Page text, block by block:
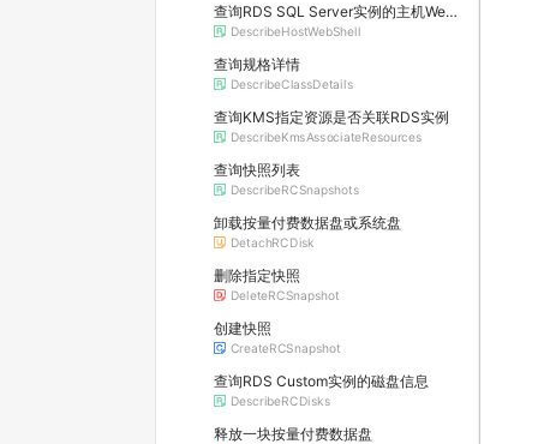
查询RDS SQL Server实例的主机WebShell登录信息
DescribeHostWebShell
查询规格详情
DescribeClassDetails
查询KMS指定资源是否关联RDS实例
DescribeKmsAssociateResources
查询快照列表
DescribeRCSnapshots
卸载按量付费数据盘或系统盘
DetachRCDisk
删除指定快照
DeleteRCSnapshot
创建快照
CreateRCSnapshot
查询RDS Custom实例的磁盘信息
DescribeRCDisks
释放一块按量付费数据盘